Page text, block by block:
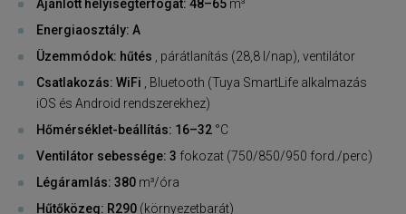
Ajánlott helyiségtérfogat: 48–65 m³
Energiaosztály: A
Üzemmódok: hűtés
, párátlanítás (28,8 l/nap), ventilátor
Csatlakozás: WiFi
, Bluetooth (Tuya SmartLife alkalmazás
iOS és Android rendszerekhez)
Hőmérséklet-beállítás: 16–32 °C
Ventilátor sebessége: 3 fokozat (750/850/950 ford./perc)
Légáramlás: 380 m³/óra
Hűtőközeg: R290 (környezetbarát)